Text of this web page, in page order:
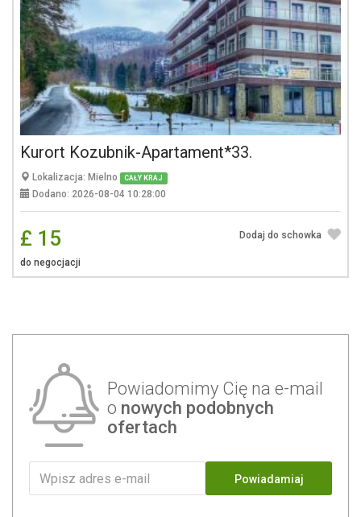
Kurort Kozubnik-Apartament*33.
Lokalizacja: Mielno CAŁY KRAJ
Dodano: 2026-08-04 10:28:00
£ 15
do negocjacji
Dodaj do schowka
Powiadomimy Cię na e-mail
o nowych podobnych
ofertach
Powiadamiaj